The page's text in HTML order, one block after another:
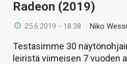
Radeon (2019)
25.6.2019 - 18:38 /Niko
Testasimme 30
leiristä viimeisen 7 vuoden